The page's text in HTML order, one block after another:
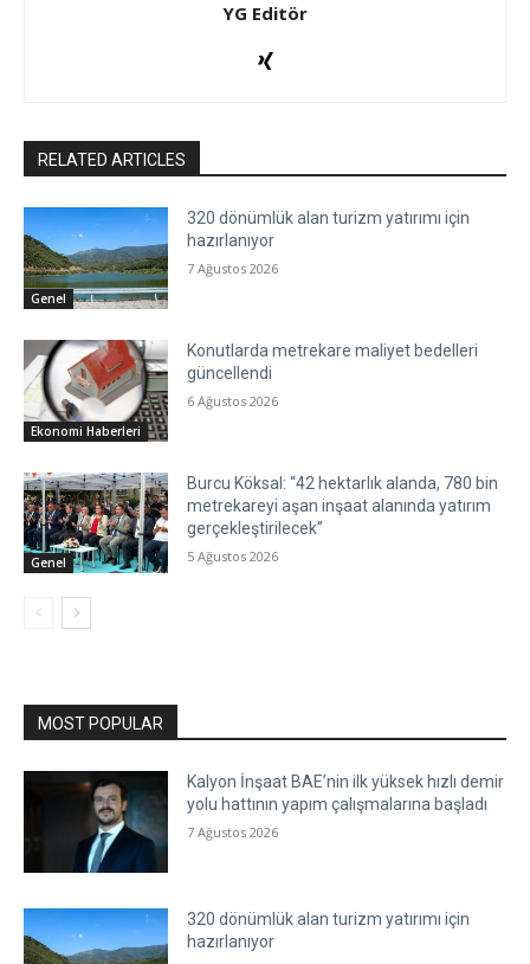
YG Editör
RELATED ARTICLES
Genel
320 dönümlük alan turizm yatırımı için
hazırlanıyor
7 Ağustos 2026
Ekonomi Haberleri
Konutlarda metrekare maliyet bedelleri
güncellendi
6 Ağustos 2026
Genel
Burcu Köksal: “42 hektarlık alanda, 780 bin
metrekareyi aşan inşaat alanında yatırım
gerçekleştirilecek”
5 Ağustos 2026
MOST POPULAR
Kalyon İnşaat BAE’nin ilk yüksek hızlı demir
yolu hattının yapım çalışmalarına başladı
7 Ağustos 2026
320 dönümlük alan turizm yatırımı için
hazırlanıyor